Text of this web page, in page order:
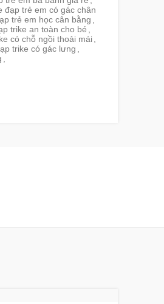
đạp trẻ em có gác chân
trẻ em học cân bằng ,
trike an toàn cho bé ,
có chỗ ngồi thoải mái ,
trike có gác lưng ,
,